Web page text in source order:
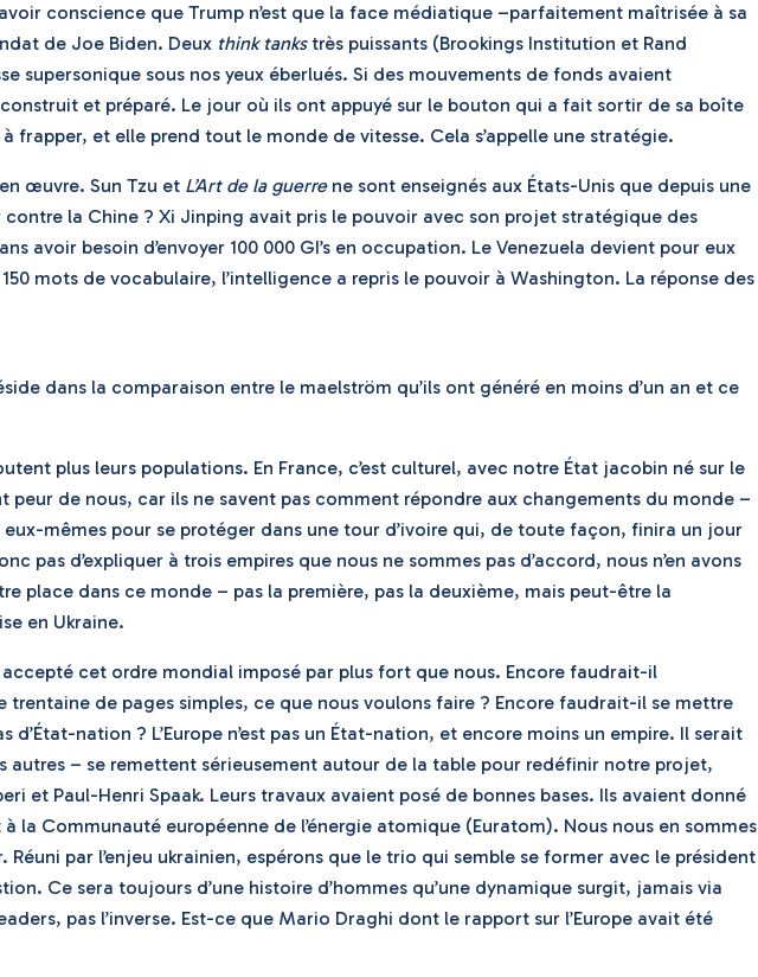
conscience que Trump n’est que la face médiatique –parfaitement maîtrisée à sa
de Joe Biden. Deux think tankstrès puissants (Brookings Institution et Rand
supersonique sous nos yeux éberlués. Si des mouvements de fonds avaient
et préparé. Le jour où ils ont appuyé sur le bouton qui a fait sortir de sa boîte
et elle prend tout le monde de vitesse. Cela s’appelle une stratégie.
œuvre. Sun Tzu et L’Art de la guerrene sont enseignés aux États-Unis que depuis une
la Chine ? Xi Jinping avait pris le pouvoir avec son projet stratégique des
avoir besoin d’envoyer 100 000 GI’s en occupation. Le Venezuela devient pour eux
mots de vocabulaire, l’intelligence a repris le pouvoir à Washington. La réponse des
dans la comparaison entre le maelström qu’ils ont généré en moins d’un an et ce
plus leurs populations. En France, c’est culturel, avec notre État jacobin né sur le
de nous, car ils ne savent pas comment répondre aux changements du monde –
mêmes pour se protéger dans une tour d’ivoire qui, de toute façon, finira un jour
pas d’expliquer à trois empires que nous ne sommes pas d’accord, nous n’en avons
place dans ce monde – pas la première, pas la deuxième, mais peut-être la
en Ukraine.
cet ordre mondial imposé par plus fort que nous. Encore faudrait-il
de pages simples, ce que nous voulons faire ? Encore faudrait-il se mettre
nation ? L’Europe n’est pas un État-nation, et encore moins un empire. Il serait
autres – se remettent sérieusement autour de la table pour redéfinir notre projet,
et Paul-Henri Spaak. Leurs travaux avaient posé de bonnes bases. Ils avaient donné
la Communauté européenne de l’énergie atomique (Euratom). Nous nous en sommes
par l’enjeu ukrainien, espérons que le trio qui semble se former avec le président
Ce sera toujours d’une histoire d’hommes qu’une dynamique surgit, jamais via
pas l’inverse. Est-ce que Mario Draghi dont le rapport sur l’Europe avait été